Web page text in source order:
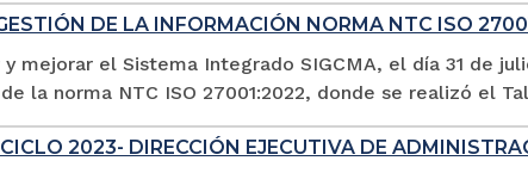
DE LA INFORMACIÓN NORMA NTC ISO
mejorar el Sistema Integrado SIGCMA, el día 31 de
la norma NTC ISO 27001:2022, donde se realizó el
2023- DIRECCIÓN EJECUTIVA DE